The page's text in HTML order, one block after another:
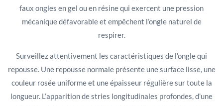
faux ongles en gel ou en résine qui exercent une pression
mécanique défavorable et empêchent l’ongle naturel de
respirer.
Surveillez attentivement les caractéristiques de l’ongle qui
repousse. Une repousse normale présente une surface lisse, une
couleur rosée uniforme et une épaisseur régulière sur toute la
longueur. L’apparition de stries longitudinales profondes, d’une